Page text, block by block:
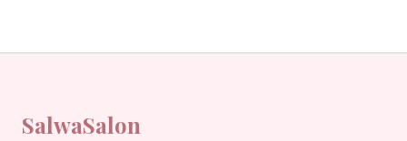
SalwaSalon